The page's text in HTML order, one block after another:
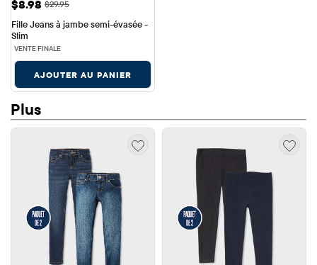
Prix ​​de vente: $8.98
$8.98 Prix ​​d'origine: $29.95
$29.95
Fille Jeans à jambe semi-évasée -
Slim
VENTE FINALE
AJOUTER AU PANIER
Plus